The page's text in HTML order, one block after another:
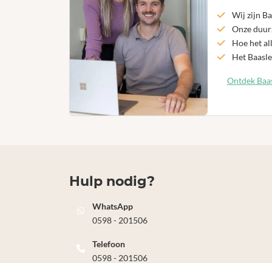
Wij zijn
Onze
Hoe het
Het
Ontdek
Hulp nodig?
WhatsApp
0598 - 201506
Telefoon
0598 - 201506